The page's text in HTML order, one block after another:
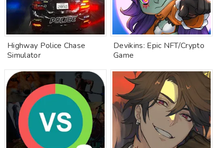
Highway Police Chase
Simulator
Devikins: Epic NFT/Crypto
Game